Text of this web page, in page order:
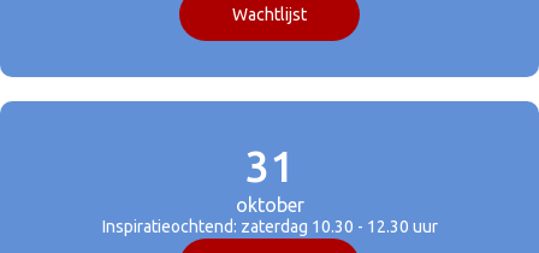
Wachtlijst
31
oktober
Inspiratieochtend: zaterdag 10.30 - 12.30 uur